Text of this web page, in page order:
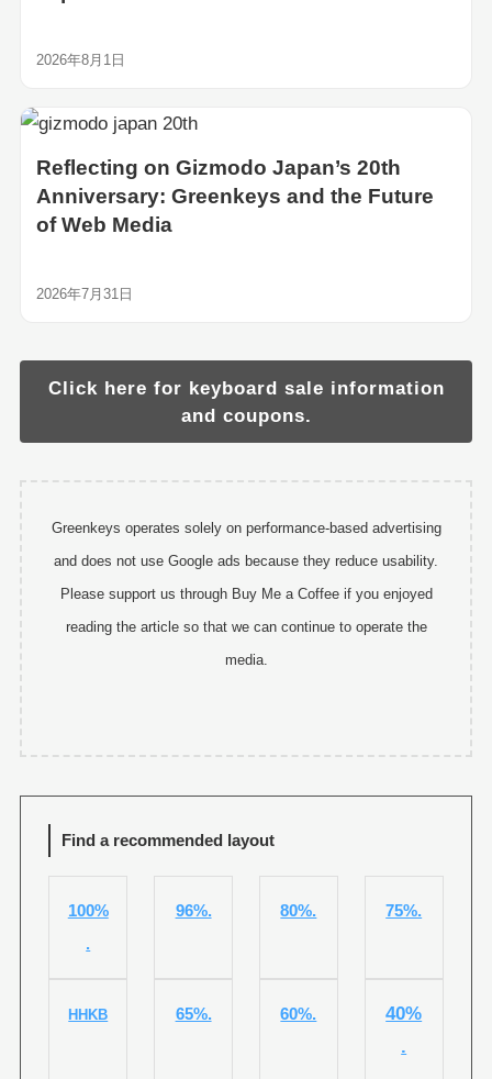
2026年8月1日
Reflecting on Gizmodo Japan’s 20th
Anniversary: Greenkeys and the Future
of Web Media
2026年7月31日
Click here for keyboard sale information
and coupons.
Greenkeys operates solely on performance-based advertising
and does not use Google ads because they reduce usability.
Please support us through Buy Me a Coffee if you enjoyed
reading the article so that we can continue to operate the
media.
Find a recommended layout
100%
.
96%. 80%. 75%.
HHKB 65%. 60%.
40%
.